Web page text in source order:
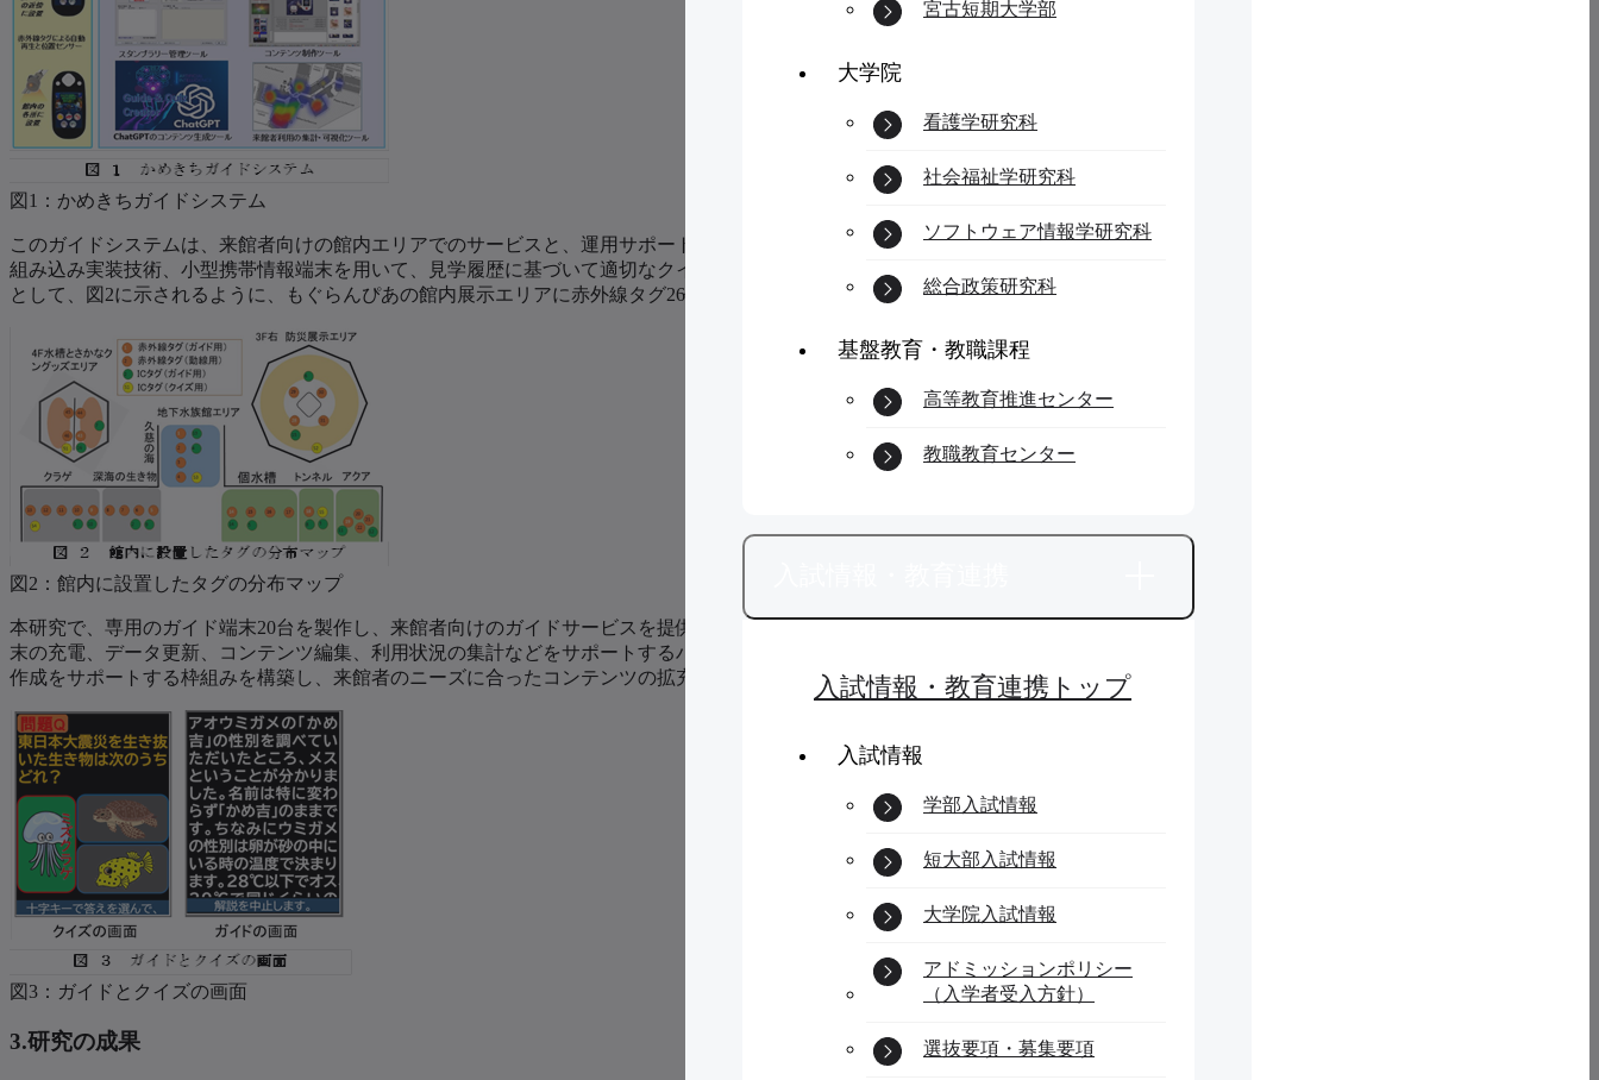
宮古短期大学部
大学院
看護学研究科
社会福祉学研究科
ソフトウェア情報学研究科
総合政策研究科
基盤教育・教職課程
高等教育推進センター
教職教育センター
入試情報・教育連携トップ
入試情報
学部入試情報
短大部入試情報
大学院入試情報
アドミッションポリシー
（入学者受入方針）
選抜要項・募集要項
図1：かめきちガイドシステム
このガイドシステムは、来館者向けの館内エリアでのサービスと、運用サポートを行う事務エリアのサービスから成り立っている。岩手県立大学が独自に開発した赤外線高速通信技術と
組み込み実装技術、小型携帯情報端末を用いて、見学履歴に基づいて適切なクイズを出題する新しい知的案内機能を実現するファームウェアが開発された。来館者向けのガイドサービス
として、図2に示されるように、もぐらんぴあの館内展示エリアに赤外線タグ26個とICタグラベル21個を設置し、各展示コーナーに関する解説やクイズサービスを提供している。
図2：館内に設置したタグの分布マップ
本研究で、専用のガイド端末20台を製作し、来館者向けのガイドサービスを提供している。また、来館者向けのサービスと運用状況の管理のために、事務室にはスタンプラリー管理、端
末の充電、データ更新、コンテンツ編集、利用状況の集計などをサポートするハードウェアとソフトウェアが備えられている。さらに、生成AIのChatGPTを活用して、ガイドやクイズの
作成をサポートする枠組みを構築し、来館者のニーズに合ったコンテンツの拡充作業を省力化しながら実現した。図3は作成したガイドとクイズのコンテンツ画面の一部である。
図3：ガイドとクイズの画面
3.研究の成果